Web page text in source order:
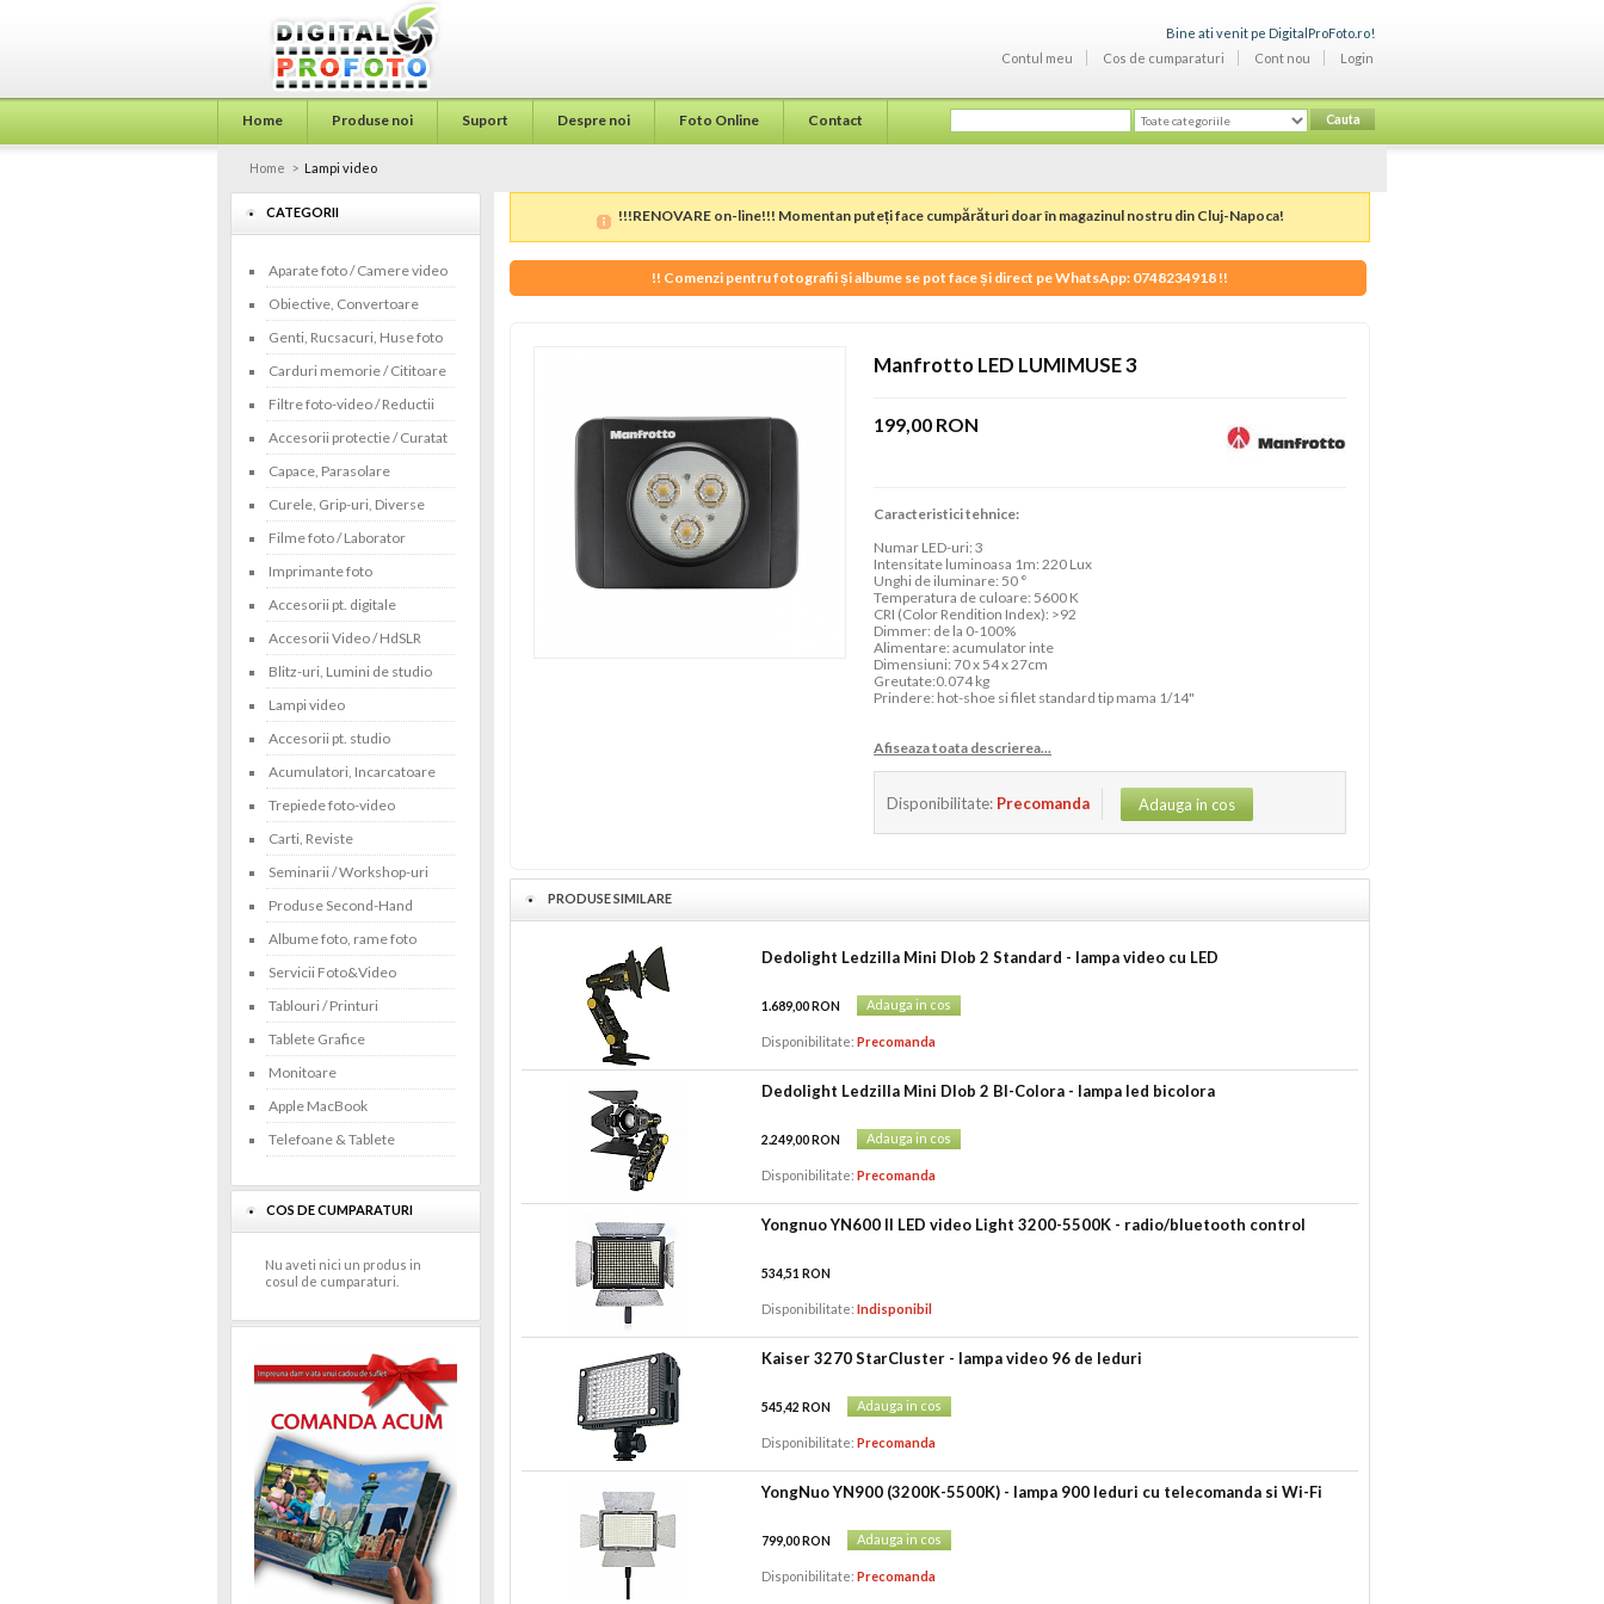
Bine ati venit pe DigitalProFoto.ro!
Contul meu
Cos de cumparaturi Cont nou Login
Cauta
Home Produse noi Suport Despre noi Foto Online Contact
Home > Lampi video
CATEGORII
Aparate foto / Camere video
Obiective, Convertoare
Genti, Rucsacuri, Huse foto
Carduri memorie / Cititoare
Filtre foto-video / Reductii
Accesorii protectie / Curatat
Capace, Parasolare
Curele, Grip-uri, Diverse
Filme foto / Laborator
Imprimante foto
Accesorii pt. digitale
Accesorii Video / HdSLR
Blitz-uri, Lumini de studio
Lampi video
Accesorii pt. studio
Acumulatori, Incarcatoare
Trepiede foto-video
Carti, Reviste
Seminarii / Workshop-uri
Produse Second-Hand
Albume foto, rame foto
Servicii Foto&Video
Tablouri / Printuri
Tablete Grafice
Monitoare
Apple MacBook
Telefoane & Tablete
COS DE CUMPARATURI
Nu aveti nici un produs in
cosul de cumparaturi.
!!!RENOVARE on-line!!! Momentan puteți face cumpărături doar în magazinul nostru din Cluj-Napoca!
!! Comenzi pentru fotografii și albume se pot face și direct pe WhatsApp: 0748234918 !!
Manfrotto LED LUMIMUSE 3
199,00 RON
Caracteristici tehnice:
Numar LED-uri: 3
Intensitate luminoasa 1m: 220 Lux
Unghi de iluminare: 50 °
Temperatura de culoare: 5600 K
CRI (Color Rendition Index): >92
Dimmer: de la 0-100%
Alimentare: acumulator inte
Dimensiuni: 70 x 54 x 27cm
Greutate:0.074 kg
Prindere: hot-shoe si filet standard tip mama 1/14"
Afiseaza toata descrierea...
Disponibilitate: Precomanda Adauga in cos
PRODUSE SIMILARE
Dedolight Ledzilla Mini Dlob 2 Standard - lampa video cu LED
1.689,00 RON Adauga in cos
Disponibilitate: Precomanda
Dedolight Ledzilla Mini Dlob 2 BI-Colora - lampa led bicolora
2.249,00 RON Adauga in cos
Disponibilitate: Precomanda
Yongnuo YN600 II LED video Light 3200-5500K - radio/bluetooth control
534,51 RON
Disponibilitate: Indisponibil
Kaiser 3270 StarCluster - lampa video 96 de leduri
545,42 RON Adauga in cos
Disponibilitate: Precomanda
YongNuo YN900 (3200K-5500K) - lampa 900 leduri cu telecomanda si Wi-Fi
799,00 RON Adauga in cos
Disponibilitate: Precomanda